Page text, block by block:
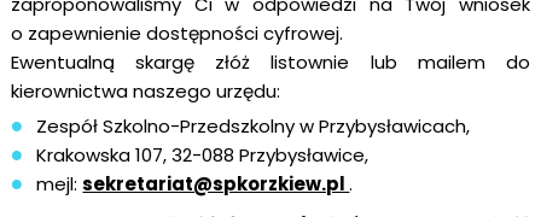
o zapewnienie dostępności cyfrowej.
Ewentualną skargę złóż listownie lub mailem do
kierownictwa naszego urzędu:
Zespół Szkolno-Przedszkolny w Przybysławicach,
Krakowska 107, 32-088 Przybysławice,
mejl:sekretariat@spkorzkiew.pl.